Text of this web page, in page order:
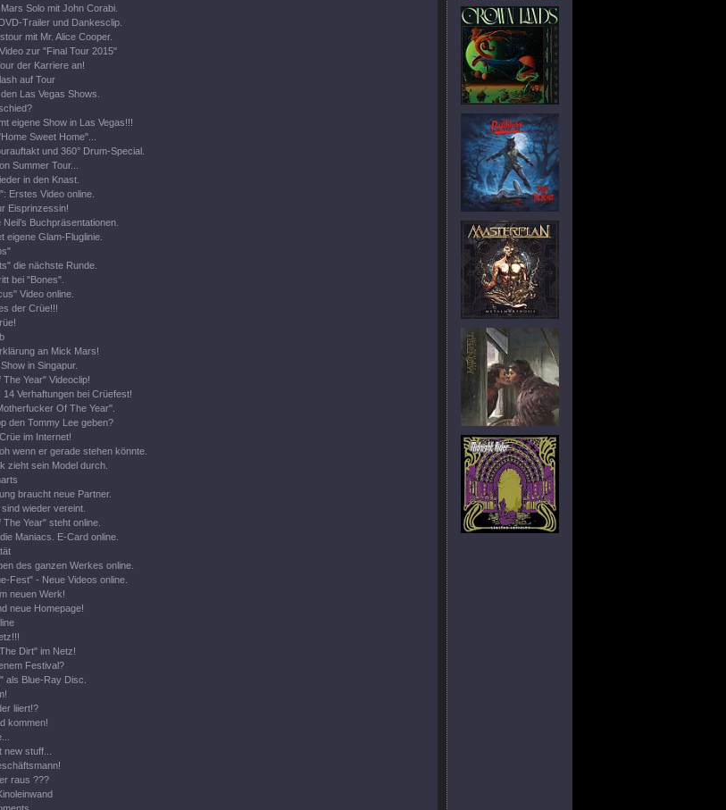
Solo mit John Corabi.
Trailer und Dankesclip.
mit Mr. Alice Cooper.
zur "Final Tour 2015"
der Karriere an!
auf Tour
Las Vegas Shows.
eigene Show in Las Vegas!!!
Sweet Home"...
und 360° Drum-Special.
Summer Tour...
in den Knast.
Erstes Video online.
Eisprinzessin!
Buchpräsentationen.
eigene Glam-Fluglinie.
die nächste Runde.
bei "Bones".
Video online.
der Crüe!!!
an Mick Mars!
in Singapur.
Year" Videoclip!
14 Verhaftungen bei Crüefest!
Of The Year".
den Tommy Lee geben?
im Internet!
wenn er gerade stehen könnte.
zieht sein Model durch.
braucht neue Partner.
wieder vereint.
Year" steht online.
Maniacs. E-Card online.
des ganzen Werkes online.
Fest" - Neue Videos online.
neuen Werk!
neue Homepage!
Dirt" im Netz!
Festival?
als Blue-Ray Disc.
liiert!?
kommen!
stuff...
raus ???